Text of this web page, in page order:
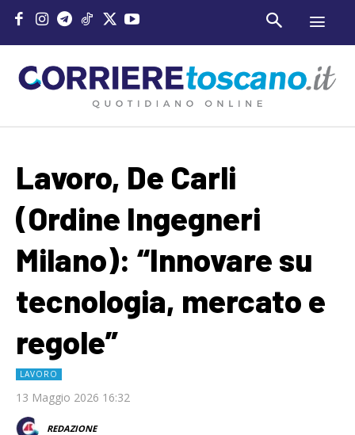
Lavoro, De Carli
(Ordine Ingegneri
Milano): “Innovare su
tecnologia, mercato e
regole”
LAVORO
13 Maggio 2026 16:32
REDAZIONE